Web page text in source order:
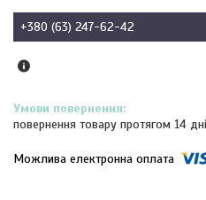
+380 (63) 247-62-42
повернення товару протягом 14